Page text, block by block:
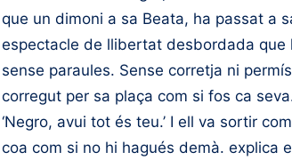
que un dimoni a sa Beata, ha passat a
espectacle de llibertat desbordada que
sense paraules. Sense corretja ni
corregut per sa plaça com si fos ca
‘Negro, avui tot és teu.’ I ell va sortir
coa com si no hi hagués demà. explica